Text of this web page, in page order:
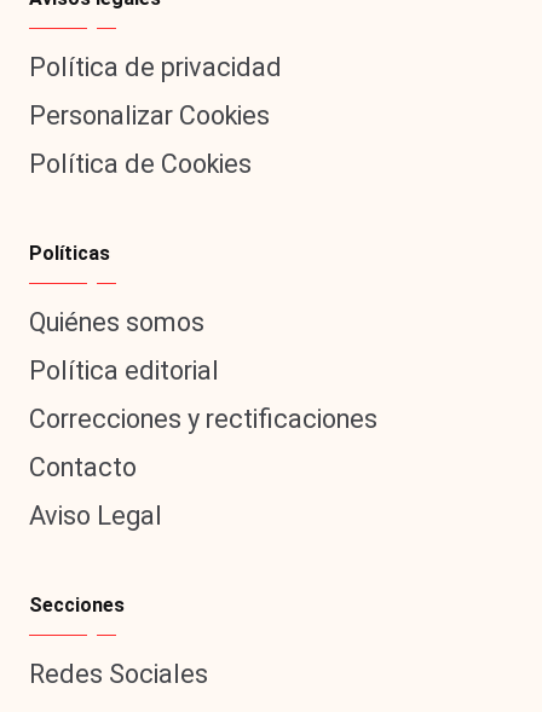
Política de privacidad
Personalizar Cookies
Política de Cookies
Políticas
Quiénes somos
Política editorial
Correcciones y rectificaciones
Contacto
Aviso Legal
Secciones
Redes Sociales